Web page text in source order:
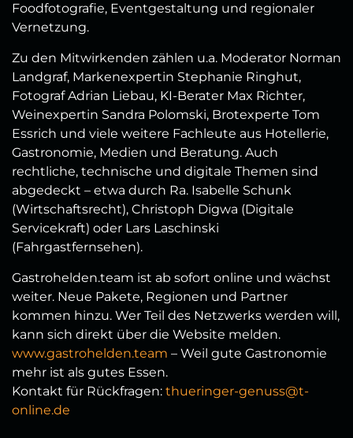
Foodfotografie, Eventgestaltung und regionaler
Vernetzung.
Zu den Mitwirkenden zählen u.a. Moderator Norman
Landgraf, Markenexpertin Stephanie Ringhut,
Fotograf Adrian Liebau, KI-Berater Max Richter,
Weinexpertin Sandra Polomski, Brotexperte Tom
Essrich und viele weitere Fachleute aus Hotellerie,
Gastronomie, Medien und Beratung. Auch
rechtliche, technische und digitale Themen sind
abgedeckt – etwa durch Ra. Isabelle Schunk
(Wirtschaftsrecht), Christoph Digwa (Digitale
Servicekraft) oder Lars Laschinski
(Fahrgastfernsehen).
Gastrohelden.team ist ab sofort online und wächst
weiter. Neue Pakete, Regionen und Partner
kommen hinzu. Wer Teil des Netzwerks werden will,
kann sich direkt über die Website melden.
www.gastrohelden.team – Weil gute Gastronomie
mehr ist als gutes Essen.
Kontakt für Rückfragen: thueringer-genuss@t-
online.de